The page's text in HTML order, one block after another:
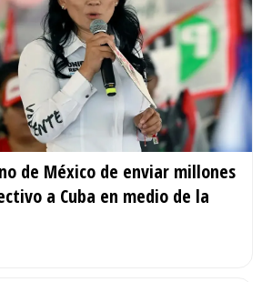
de México de enviar millones
a Cuba en medio de la